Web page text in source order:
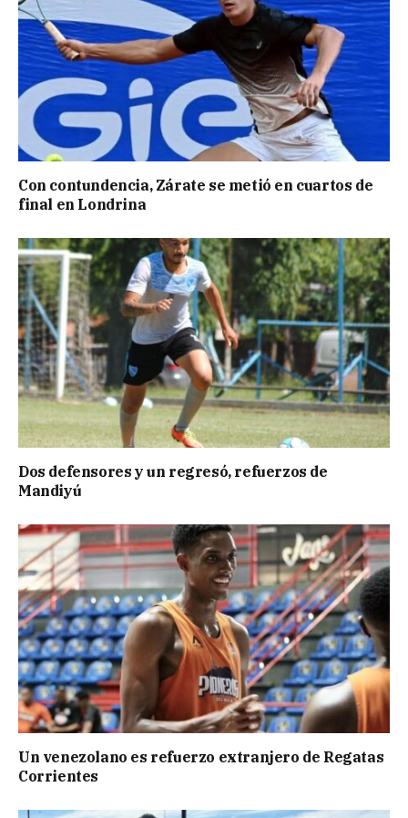
Con contundencia, Zárate se metió en cuartos de
final en Londrina
Dos defensores y un regresó, refuerzos de
Mandiyú
Un venezolano es refuerzo extranjero de Regatas
Corrientes